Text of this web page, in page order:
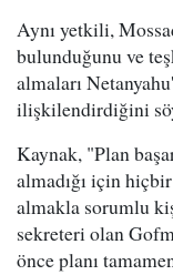
Aynı yetkili,
bulunduğunu ve
almaları
ilişkilendirdiğini
Kaynak, "Plan
almadığı için
almakla sorumlu
sekreteri olan
önce planı